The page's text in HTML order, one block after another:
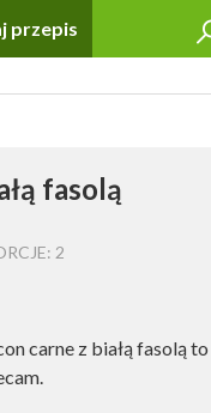
przepis
fasolą
2
carne z białą fasolą to